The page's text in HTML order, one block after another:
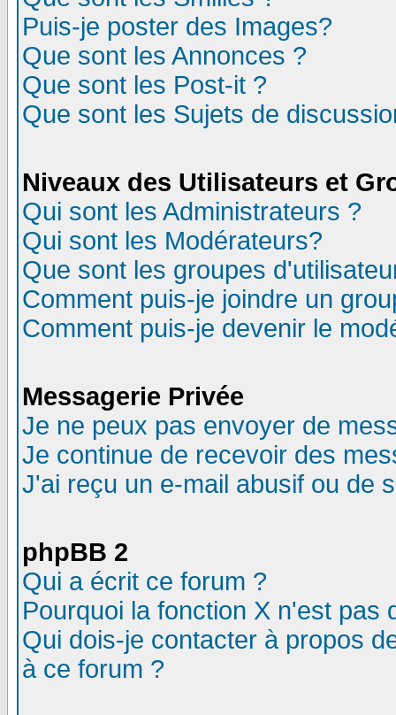
Puis-je poster des Images?
Que sont les Annonces ?
Que sont les Post-it ?
Que sont les Sujets de
Niveaux des Utilisateurs et
Qui sont les Administrateurs ?
Qui sont les Modérateurs?
Que sont les groupes
Comment puis-je joindre un
Comment puis-je devenir le
Messagerie Privée
Je ne peux pas envoyer de
Je continue de recevoir des
J'ai reçu un e-mail abusif ou de
phpBB 2
Qui a écrit ce forum ?
Pourquoi la fonction X n'est pas
Qui dois-je contacter à propos
à ce forum ?